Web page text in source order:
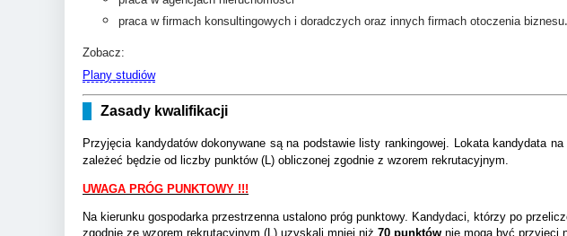
praca w firmach konsultingowych i doradczych oraz innych firmach otoczenia biznesu.
Zobacz:
Plany studiów
Zasady kwalifikacji
Przyjęcia kandydatów dokonywane są na podstawie listy rankingowej. Lokata kandydata na
zależeć będzie od liczby punktów (L) obliczonej zgodnie z wzorem rekrutacyjnym.
UWAGA PRÓG PUNKTOWY !!!
Na kierunku gospodarka przestrzenna ustalono próg punktowy. Kandydaci, którzy po
zgodnie ze wzorem rekrutacyjnym (L) uzyskali mniej niż 70 punktów nie mogą być przyjęci